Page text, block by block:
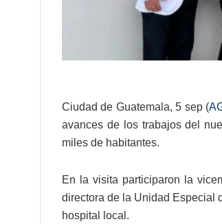
Ciudad de Guatemala, 5 sep (
avances de los trabajos del
miles de habitantes.
En la visita participaron la
directora de la Unidad Especial
hospital local.